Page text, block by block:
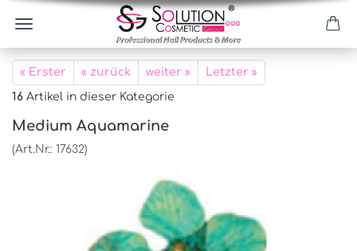
« Erster « zurück weiter » Letzter »
16 Artikel in dieser Kategorie
Medium Aquamarine
(Art.Nr.: 17632)